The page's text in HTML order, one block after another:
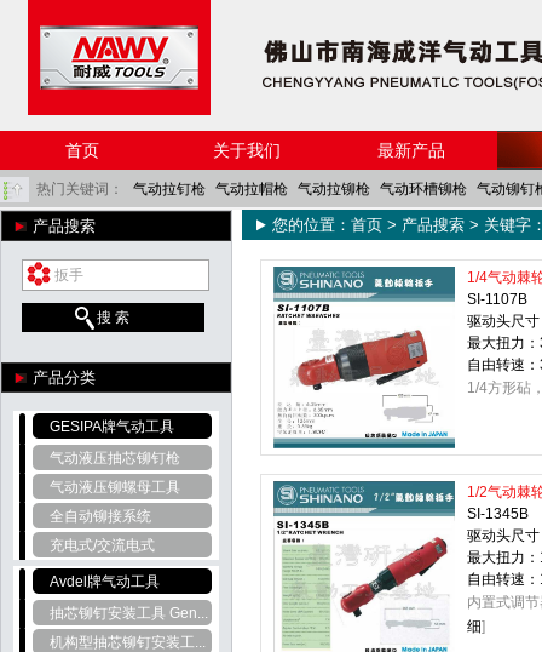
首页 关于我们 最新产品
热门关键词： 气动拉钉枪 气动拉帽枪 气动拉铆枪 气动环槽铆枪 气动铆钉
角磨机 气铲 气动棘轮扳手 气动防蚊网剪刀
产品搜索
搜 索
产品分类
GESIPA牌气动工具
气动液压抽芯铆钉枪
气动液压铆螺母工具
全自动铆接系统
充电式/交流电式
Avdel牌气动工具
抽芯铆钉安装工具 Gen...
机构型抽芯铆钉安装工...
您的位置： 首页 > 产品搜索 > 关键字
1/4气动棘
SI-1107B
驱动头尺
最大扭力
自由转速
1/4方形砧
1/2气动棘
SI-1345B
驱动头尺
最大扭力
自由转速
内置式调
细]